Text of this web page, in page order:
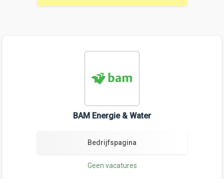
BAM Energie & Water
Bedrijfspagina
Geen vacatures